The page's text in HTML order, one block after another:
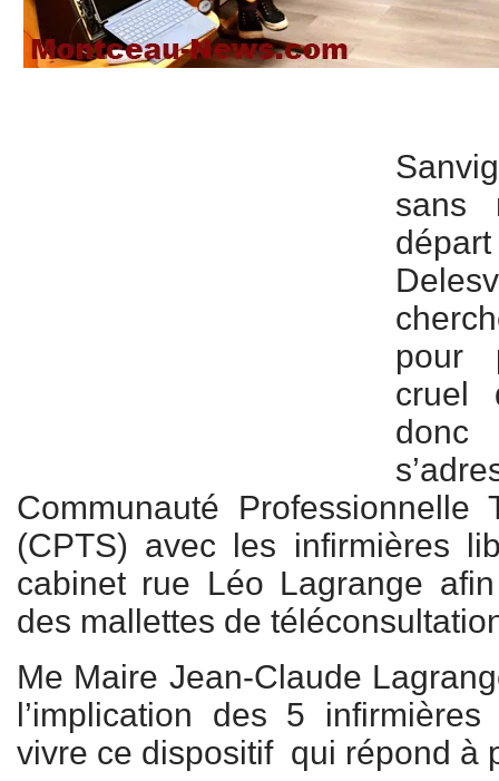
sans
pour
cruel
donc
Communauté Professionnelle
(CPTS) avec les infirmières
cabinet rue Léo Lagrange
des mallettes de
Me Maire Jean-Claude
l’implication des 5
vivre ce dispositif qui répond à